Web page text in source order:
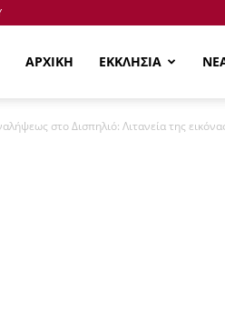
ΑΡΧΙΚΗ ΕΚΚΛΗΣΙΑ
στο Δισπηλιό: Λιτανεία της